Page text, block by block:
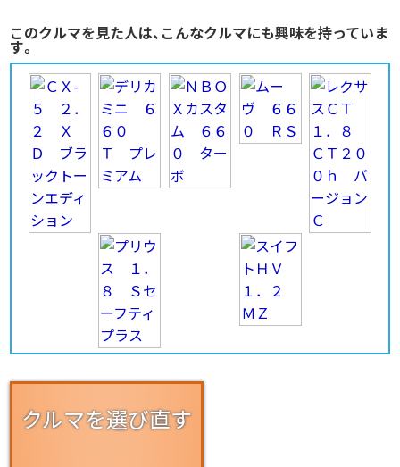
このクルマを見た人は、こんなクルマにも興味を持っていま
す。
クルマを選び直す